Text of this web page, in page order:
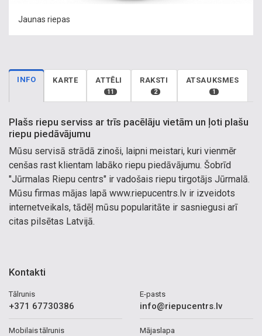
Jaunas riepas
INFO KARTE ATTĒLI
11
RAKSTI
2
ATSAUKSMES
1
Plašs riepu serviss ar trīs pacēlāju vietām un ļoti plašu
riepu piedāvājumu
Mūsu servisā strādā zinoši, laipni meistari, kuri vienmēr
cenšas rast klientam labāko riepu piedāvājumu. Šobrīd
"Jūrmalas Riepu centrs" ir vadošais riepu tirgotājs Jūrmalā.
Mūsu firmas mājas lapā www.riepucentrs.lv ir izveidots
internetveikals, tādēļ mūsu popularitāte ir sasniegusi arī
citas pilsētas Latvijā.
Kontakti
Tālrunis
+371 67730386
Mobilais tālrunis
E-pasts
info@riepucentrs.lv
Mājaslapa